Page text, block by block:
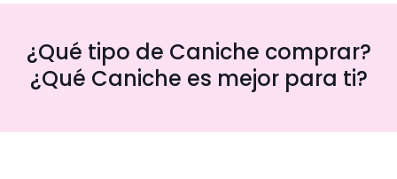
¿Qué tipo de Caniche comprar?
¿Qué Caniche es mejor para ti?